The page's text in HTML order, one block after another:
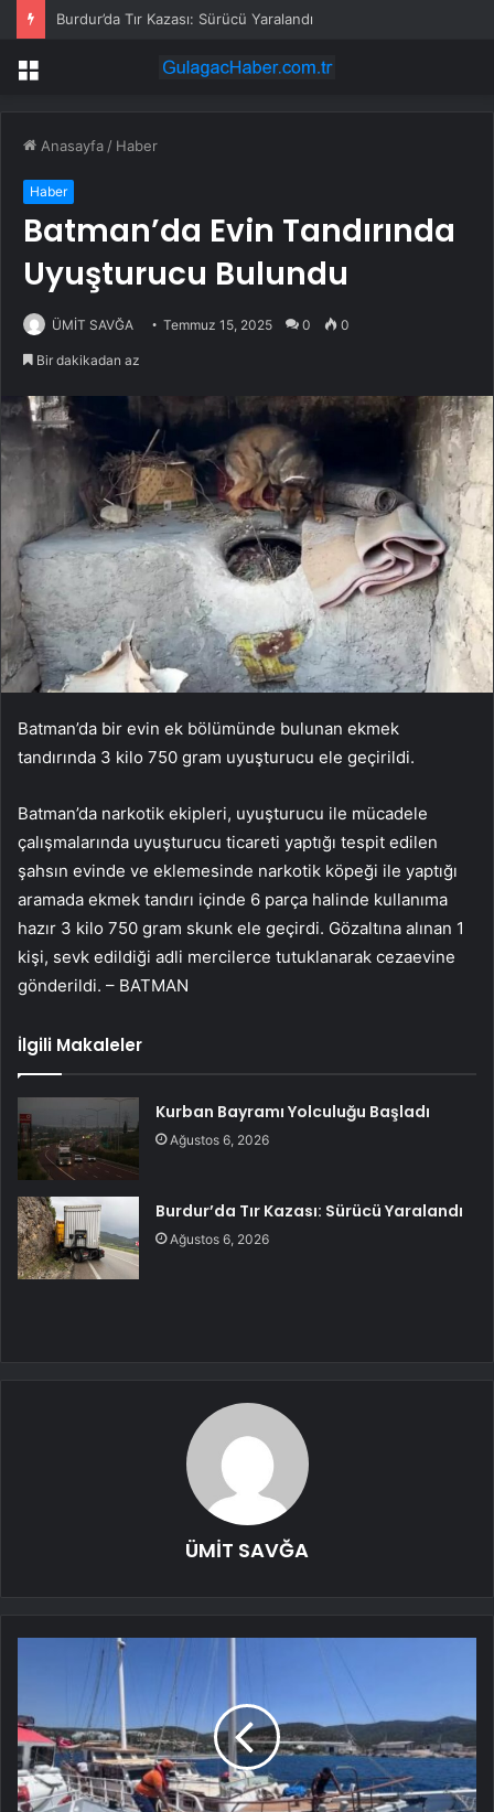
Burdur’da Tır Kazası: Sürücü Yaralandı
Menü
Anasayfa / Haber
Haber
Batman’da Evin Tandırında
Uyuşturucu Bulundu
ÜMİT SAVĞA Temmuz 15, 2025 0 0
Bir dakikadan az
Batman’da bir evin ek bölümünde bulunan ekmek
tandırında 3 kilo 750 gram uyuşturucu ele geçirildi.
Batman’da narkotik ekipleri, uyuşturucu ile mücadele
çalışmalarında uyuşturucu ticareti yaptığı tespit edilen
şahsın evinde ve eklemesinde narkotik köpeği ile yaptığı
aramada ekmek tandırı içinde 6 parça halinde kullanıma
hazır 3 kilo 750 gram skunk ele geçirdi. Gözaltına alınan 1
kişi, sevk edildiği adli mercilerce tutuklanarak cezaevine
gönderildi. – BATMAN
İlgili Makaleler
Kurban Bayramı Yolculuğu Başladı
Ağustos 6, 2026
Burdur’da Tır Kazası: Sürücü Yaralandı
Ağustos 6, 2026
ÜMİT SAVĞA